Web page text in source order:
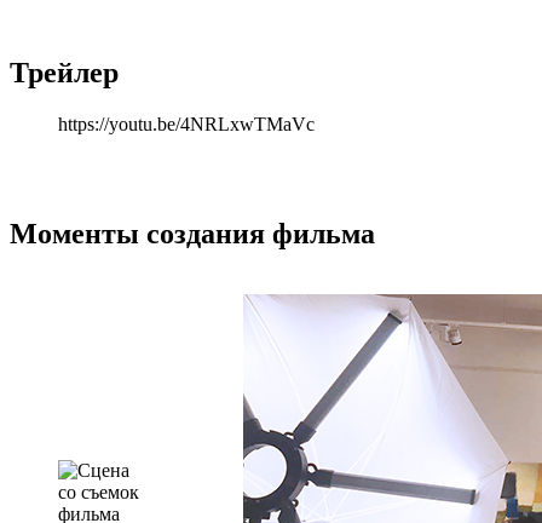
Трейлер
https://youtu.be/4NRLxwTMaVc
Моменты создания фильма